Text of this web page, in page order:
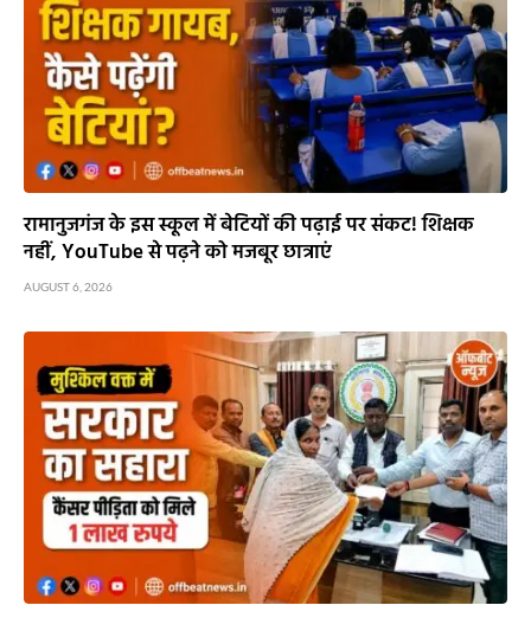
रामानुजगंज के इस स्कूल में बेटियों की पढ़ाई पर संकट! शिक्षक
नहीं, YouTube से पढ़ने को मजबूर छात्राएं
AUGUST 6, 2026